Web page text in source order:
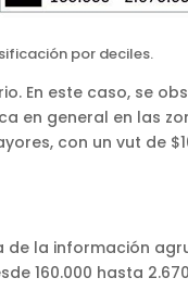
por deciles.
este caso, se
en general en las
con un vut de
de la información
160.000 hasta